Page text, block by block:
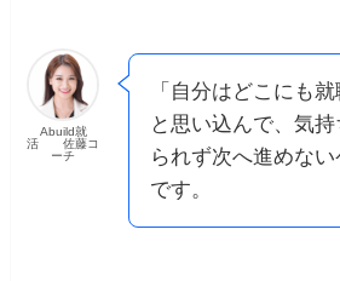
Abuild就
活 佐藤コ
ーチ
「自分はどこにも就
と思い込んで、気持
られず次へ進めな
です。